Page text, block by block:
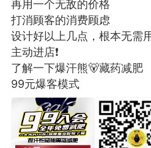
美业357 芯诗妍
小熊水光
脂
卡卡动能素
皇
再用一个无敌的价格
打消顾客的消费顾虑
设计好以上几点，根本无需
主动进店❗
了解一下爆汗熊🐻藏药减肥
99元爆客模式